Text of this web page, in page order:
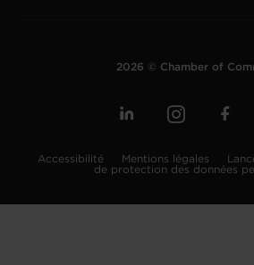
2026 © Chamber of
Accessibilité Mentions légales
de protection des données